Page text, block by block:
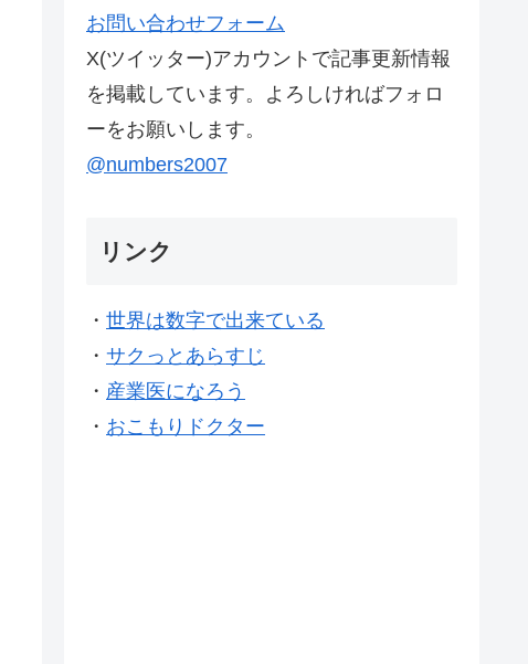
お問い合わせフォーム
X(ツイッター)アカウントで記事更新情報
を掲載しています。よろしければフォロ
ーをお願いします。
@numbers2007
リンク
・ 世界は数字で出来ている
・ サクっとあらすじ
・ 産業医になろう
・ おこもりドクター